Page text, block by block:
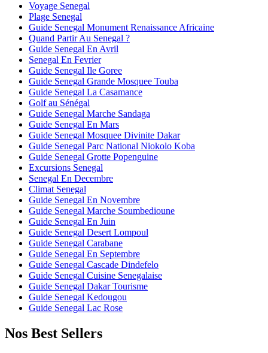
Voyage Senegal
Plage Senegal
Guide Senegal Monument Renaissance Africaine
Quand Partir Au Senegal ?
Guide Senegal En Avril
Senegal En Fevrier
Guide Senegal Ile Goree
Guide Senegal Grande Mosquee Touba
Guide Senegal La Casamance
Golf au Sénégal
Guide Senegal Marche Sandaga
Guide Senegal En Mars
Guide Senegal Mosquee Divinite Dakar
Guide Senegal Parc National Niokolo Koba
Guide Senegal Grotte Popenguine
Excursions Senegal
Senegal En Decembre
Climat Senegal
Guide Senegal En Novembre
Guide Senegal Marche Soumbedioune
Guide Senegal En Juin
Guide Senegal Desert Lompoul
Guide Senegal Carabane
Guide Senegal En Septembre
Guide Senegal Cascade Dindefelo
Guide Senegal Cuisine Senegalaise
Guide Senegal Dakar Tourisme
Guide Senegal Kedougou
Guide Senegal Lac Rose
Nos Best Sellers